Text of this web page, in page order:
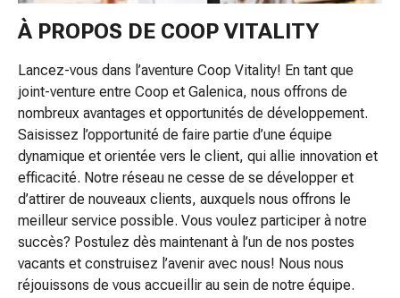
de
gorge
et
bronchite
Inhalateurs
et
accessoires
Nettoyeur
de
nez
Mouchoirs
en
papier
À PROPOS DE COOP VITALITY
Lancez-vous dans l’aventure Coop Vitality! En tant que
joint-venture entre Coop et Galenica, nous offrons de
nombreux avantages et opportunités de développement.
Saisissez l’opportunité de faire partie d’une équipe
dynamique et orientée vers le client, qui allie innovation et
efficacité. Notre réseau ne cesse de se développer et
d’attirer de nouveaux clients, auxquels nous offrons le
meilleur service possible. Vous voulez participer à notre
succès? Postulez dès maintenant à l’un de nos postes
vacants et construisez l’avenir avec nous! Nous nous
réjouissons de vous accueillir au sein de notre équipe.